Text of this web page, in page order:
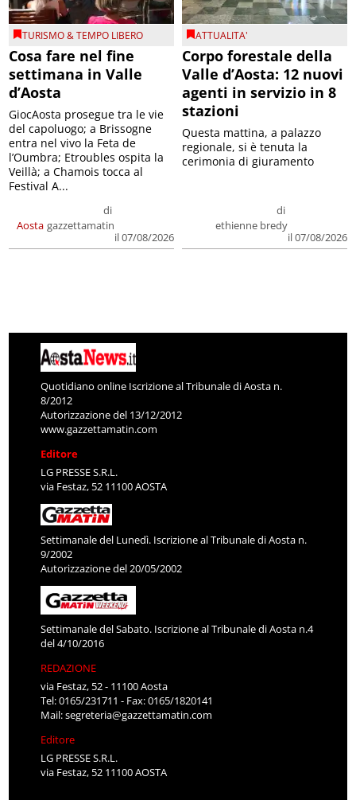
TURISMO & TEMPO LIBERO
Cosa fare nel fine
settimana in Valle
d’Aosta
Aosta
di
gazzettamatin
il 07/08/2026
GiocAosta prosegue tra le vie
del capoluogo; a Brissogne
entra nel vivo la Feta de
l’Oumbra; Etroubles ospita la
Veillà; a Chamois tocca al
Festival A...
ATTUALITA'
Corpo forestale della
Valle d’Aosta: 12 nuovi
agenti in servizio in 8
stazioni
di
ethienne bredy
il 07/08/2026
Questa mattina, a palazzo
regionale, si è tenuta la
cerimonia di giuramento
Quotidiano online Iscrizione al Tribunale di Aosta n.
8/2012
Autorizzazione del 13/12/2012
www.gazzettamatin.com
Editore
LG PRESSE S.R.L.
via Festaz, 52 11100 AOSTA
Settimanale del Lunedì. Iscrizione al Tribunale di Aosta n.
9/2002
Autorizzazione del 20/05/2002
Settimanale del Sabato. Iscrizione al Tribunale di Aosta n.4
del 4/10/2016
REDAZIONE
via Festaz, 52 - 11100 Aosta
Tel: 0165/231711 - Fax: 0165/1820141
Mail:segreteria@gazzettamatin.com
Editore
LG PRESSE S.R.L.
via Festaz, 52 11100 AOSTA